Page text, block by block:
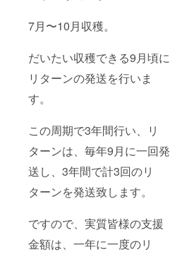
7月〜10月収穫。
だいたい収穫できる9月頃に
リターンの発送を行いま
す。
この周期で3年間行い、リ
ターンは、毎年9月に一回発
送し、3年間で計3回のリ
ターンを発送致します。
ですので、実質皆様の支援
金額は、一年に一度のリ